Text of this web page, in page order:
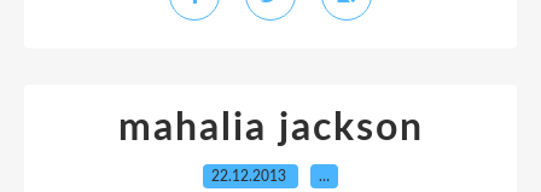
mahalia jackson
22.12.2013 …